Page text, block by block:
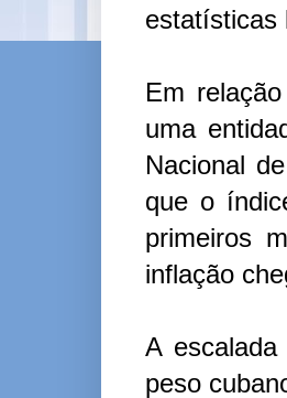
estatísticas
Em
uma
Nacional
que o
primeiros
inflação
A
peso